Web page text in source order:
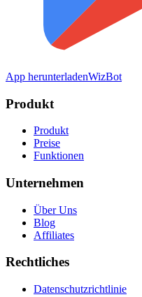
App herunterladenWizBot
Produkt
Produkt
Preise
Funktionen
Unternehmen
Über Uns
Blog
Affiliates
Rechtliches
Datenschutzrichtlinie